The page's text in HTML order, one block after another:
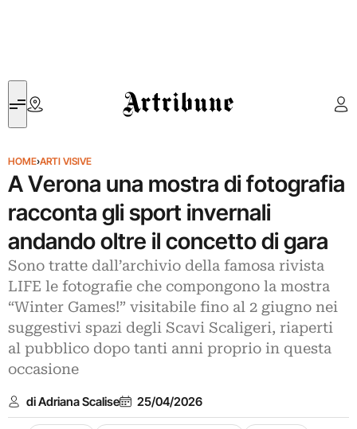
Artribune
HOME›ARTI VISIVE
A Verona una mostra di fotografia
racconta gli sport invernali
andando oltre il concetto di gara
Sono tratte dall’archivio della famosa rivista
LIFE le fotografie che compongono la mostra
“Winter Games!” visitabile fino al 2 giugno nei
suggestivi spazi degli Scavi Scaligeri, riaperti
al pubblico dopo tanti anni proprio in questa
occasione
di Adriana Scalise 25/04/2026